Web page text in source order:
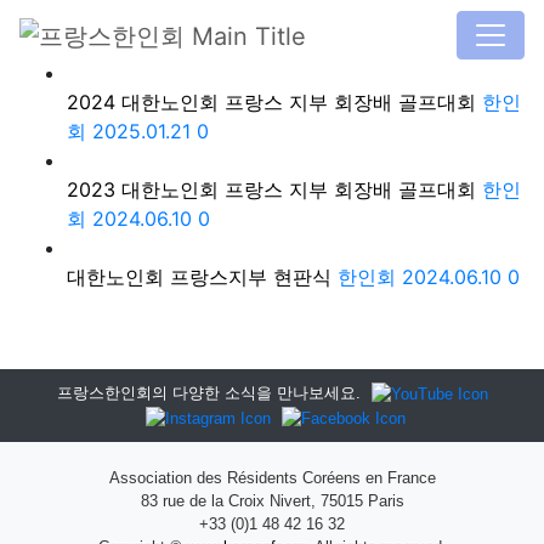
Total
검색
2024 대한노인회 프랑스 지부 회장배 골프대회 한인
회 2025.01.21 0
2023 대한노인회 프랑스 지부 회장배 골프대회 한인
회 2024.06.10 0
대한노인회 프랑스지부 현판식 한인회 2024.06.10 0
프랑스한인회의 다양한 소식을 만나보세요.
Association des Résidents Coréens en France
83 rue de la Croix Nivert, 75015 Paris
+33 (0)1 48 42 16 32